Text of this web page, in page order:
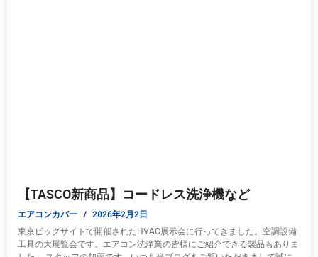
【TASCO新商品】コードレス洗浄機など
エアコンカバー 2026年2月2日
東京ビッグサイトで開催されたHVAC展示会に行ってきました。空調設備
工具の大展覧会です。エアコン洗浄業の皆様にご紹介できる製品もありま